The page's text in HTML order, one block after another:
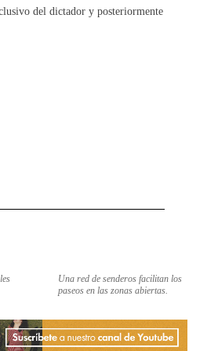
del dictador y posteriormente
Una red de senderos facilitan los
paseos en las zonas abiertas.